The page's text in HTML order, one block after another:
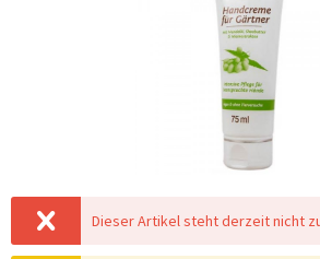
Dieser Artikel steht derzeit nicht